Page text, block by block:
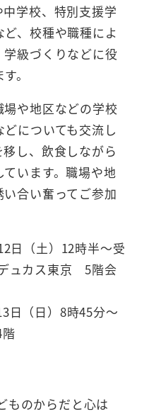
学校、特別支援学
、校種や職種によ
級づくりなどに役
。
や地区などの学校
についても交流し
し、飲食しながら
います。職場や地
合い奮ってご参加
日（土）12時半～受
ュカス東京 5階会
8時45分～
階
ものからだと心は